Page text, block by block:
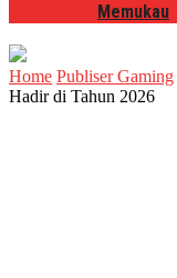
Memukau
Home Publiser Gaming
Hadir di Tahun 2026